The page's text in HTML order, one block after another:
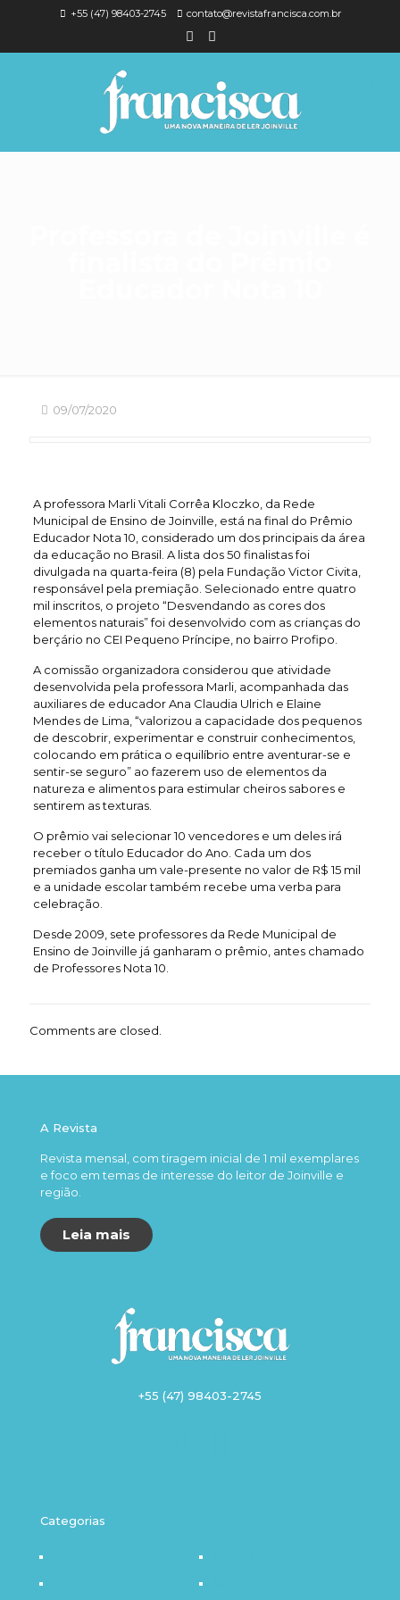
+55 (47) 98403-2745 contato@revistafrancisca.com.br
09/07/2020
A professora Marli Vitali Corrêa Kloczko, da Rede
Municipal de Ensino de Joinville, está na final do Prêmio
Educador Nota 10, considerado um dos principais da área
da educação no Brasil. A lista dos 50 finalistas foi
divulgada na quarta-feira (8) pela Fundação Victor Civita,
responsável pela premiação. Selecionado entre quatro
mil inscritos, o projeto “Desvendando as cores dos
elementos naturais” foi desenvolvido com as crianças do
berçário no CEI Pequeno Príncipe, no bairro Profipo.
A comissão organizadora considerou que atividade
desenvolvida pela professora Marli, acompanhada das
auxiliares de educador Ana Claudia Ulrich e Elaine
Mendes de Lima, “valorizou a capacidade dos pequenos
de descobrir, experimentar e construir conhecimentos,
colocando em prática o equilíbrio entre aventurar-se e
sentir-se seguro” ao fazerem uso de elementos da
natureza e alimentos para estimular cheiros sabores e
sentirem as texturas.
O prêmio vai selecionar 10 vencedores e um deles irá
receber o título Educador do Ano. Cada um dos
premiados ganha um vale-presente no valor de R$ 15 mil
e a unidade escolar também recebe uma verba para
celebração.
Desde 2009, sete professores da Rede Municipal de
Ensino de Joinville já ganharam o prêmio, antes chamado
de Professores Nota 10.
Comments are closed.
A Revista
Revista mensal, com tiragem inicial de 1 mil exemplares
e foco em temas de interesse do leitor de Joinville e
região.
Leia mais
+55 (47) 98403-2745
Categorias